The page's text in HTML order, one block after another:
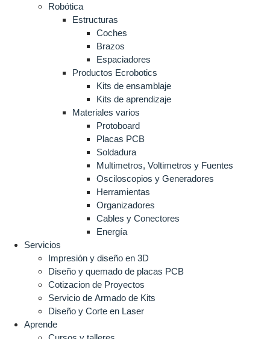
Robótica
Estructuras
Coches
Brazos
Espaciadores
Productos Ecrobotics
Kits de ensamblaje
Kits de aprendizaje
Materiales varios
Protoboard
Placas PCB
Soldadura
Multimetros, Voltimetros y Fuentes
Osciloscopios y Generadores
Herramientas
Organizadores
Cables y Conectores
Energía
Servicios
Impresión y diseño en 3D
Diseño y quemado de placas PCB
Cotizacion de Proyectos
Servicio de Armado de Kits
Diseño y Corte en Laser
Aprende